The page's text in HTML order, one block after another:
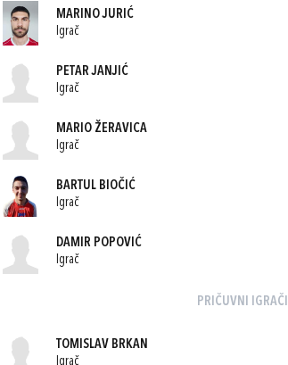
MARINO JURIĆ
Igrač
PETAR JANJIĆ
Igrač
MARIO ŽERAVICA
Igrač
BARTUL BIOČIĆ
Igrač
DAMIR POPOVIĆ
Igrač
PRIČUVNI IGRAČI
TOMISLAV BRKAN
Igrač